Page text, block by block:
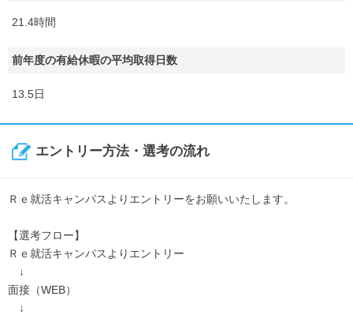
21.4時間
前年度の有給休暇の平均取得日数
13.5日
エントリー方法・選考の流れ
Ｒｅ就活キャンパスよりエントリーをお願いいたします。
【選考フロー】
Ｒｅ就活キャンパスよりエントリー
↓
面接（WEB）
↓